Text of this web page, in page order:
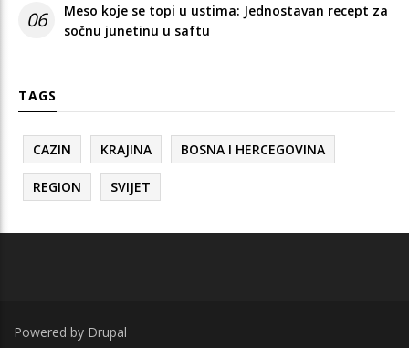
06
Meso koje se topi u ustima: Jednostavan recept za
sočnu junetinu u saftu
TAGS
CAZIN KRAJINA BOSNA I HERCEGOVINA
REGION SVIJET
Powered by Drupal